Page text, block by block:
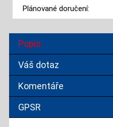
Plánované doručení:
Popis
Váš dotaz
Komentáře
GPSR